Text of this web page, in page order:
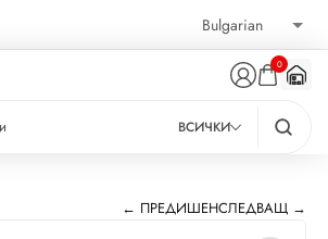
0
ВСИЧКИ
← ПРЕДИШЕНСЛЕДВАЩ →